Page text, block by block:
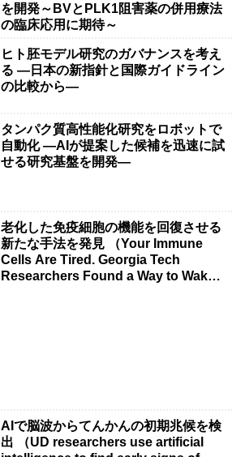
を開発～BVとPLK1阻害薬の併用療法
の臨床応用に期待～
ヒト胚モデル研究のガバナンスを考え
る ―日本の新指針と国際ガイドライン
の比較から―
タンパク質高性能化研究をロボットで
自動化 ―AIが提案した候補を迅速に試
せる研究基盤を開発―
老化した免疫細胞の機能を回復させる
新たな手法を発見 （Your Immune
Cells Are Tired. Georgia Tech
Researchers Found a Way to Wake
AIで脳波からてんかんの初期兆候を検
出 （UD researchers use artificial